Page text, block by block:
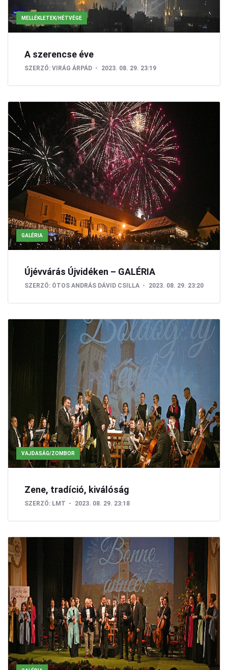
MELLÉKLETEK/HÉTVÉGE
A szerencse éve
SZERZŐ: VIRÁG ÁRPÁD 2023. 08. 29. 23:19
GALÉRIA
Újévvárás Újvidéken – GALÉRIA
SZERZŐ: ÓTOS ANDRÁS DÁVID CSILLA 2023. 08. 29. 23:20
VAJDASÁG/ZOMBOR
Zene, tradíció, kiválóság
SZERZŐ: LMT 2023. 08. 29. 23:18